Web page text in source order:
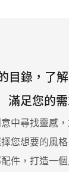
目錄，了
滿足您的
中尋找靈感
您想要的風
件，打造一